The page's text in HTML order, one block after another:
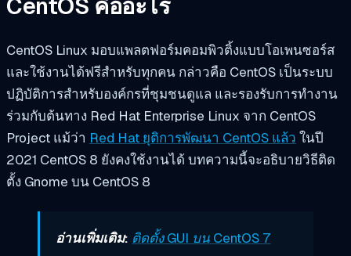
CentOS คืออะไร
CentOS Linux มอบแพลตฟอร์มคอมพิวติ้งแบบโอเพนซอร์ส
และใช้งานได้ฟรีสำหรับทุกคน กล่าวคือ CentOS เป็นระบบ
ปฏิบัติการสำหรับองค์กรที่ชุมชนดูแล และรองรับการทำงาน
ร่วมกับต้นทาง Red Hat Enterprise Linux จาก CentOS
Project แม้ว่า Red Hat ยุติการพัฒนา CentOS แล้ว ในปี
2021 CentOS 8 ยังคงใช้งานได้ บทความนี้จะอธิบายวิธีติด
ตั้ง Gnome บน CentOS 8
อ่านเพิ่มเติม: ติดตั้ง GUI บน CentOS 7